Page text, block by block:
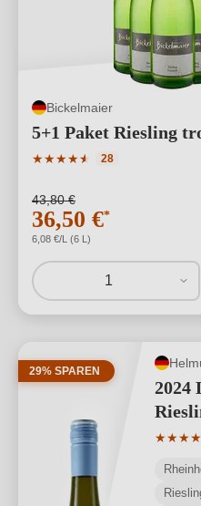
Bickelmaier
5+1 Paket Riesling
★★★★★
★
Durchschnittliche
28
43,80 €
36,50 €*
6,08 €/L (6 L)
1
29% SPAREN
2024
★★★★